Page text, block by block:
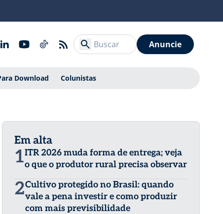
Anuncie
Download Colunistas
Em alta
1ITR 2026 muda forma de entrega; veja
o que o produtor rural precisa observar
2Cultivo protegido no Brasil: quando
vale a pena investir e como produzir
com mais previsibilidade